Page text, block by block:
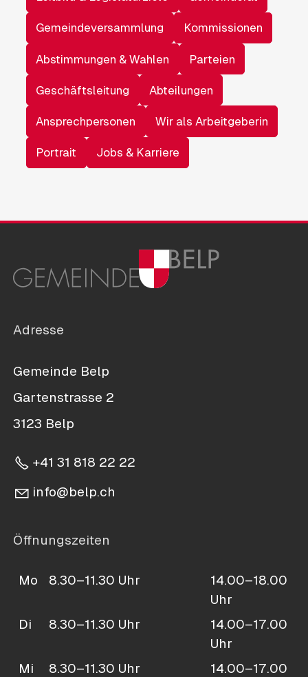
Gemeindeversammlung Kommissionen
Abstimmungen & Wahlen Parteien
Geschäftsleitung Abteilungen
Ansprechpersonen Wir als Arbeitgeberin
Portrait Jobs & Karriere
Adresse
Gemeinde Belp
Gartenstrasse 2
3123 Belp
+41 31 818 22 22
nf b lp ch
Öffnungszeiten
Mo 8.30–11.30 Uhr
14.00–18.00
Uhr
Di
8.30–11.30 Uhr
14.00–17.00
Uhr
Mi
8.30–11.30 Uhr
14.00–17.00